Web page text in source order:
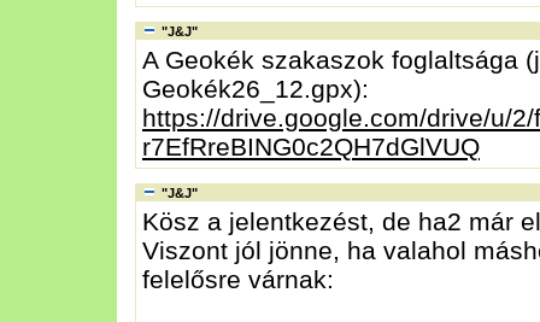
"J&J"
A Geokék szakaszok foglaltsága
Geokék26_12.gpx):
https://drive.google.com/drive/u/
r7EfRreBING0c2QH7dGlVUQ
"J&J"
Kösz a jelentkezést, de ha2 már
Viszont jól jönne, ha valahol
felelősre várnak: